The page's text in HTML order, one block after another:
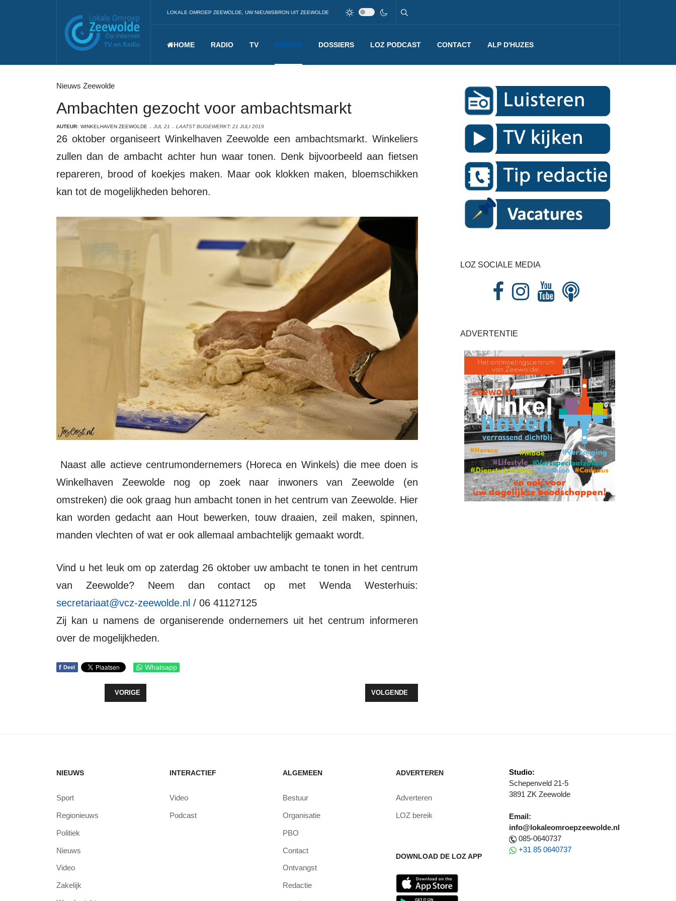
LOKALE OMROEP ZEEWOLDE, UW NIEUWSBRON UIT ZEEWOLDE
HOME RADIO TV NIEUWS DOSSIERS LOZ PODCAST CONTACT ALP D'HUZES
Nieuws Zeewolde
Ambachten gezocht voor ambachtsmarkt
AUTEUR: WINKELHAVEN ZEEWOLDE JUL 21 LAATST BIJGEWERKT: 21 JULI 2019
26 oktober organiseert Winkelhaven Zeewolde een ambachtsmarkt. Winkeliers
zullen dan de ambacht achter hun waar tonen. Denk bijvoorbeeld aan fietsen
repareren, brood of koekjes maken. Maar ook klokken maken, bloemschikken
kan tot de mogelijkheden behoren.
Naast alle actieve centrumondernemers (Horeca en Winkels) die mee doen is
Winkelhaven Zeewolde nog op zoek naar inwoners van Zeewolde (en
omstreken) die ook graag hun ambacht tonen in het centrum van Zeewolde. Hier
kan worden gedacht aan Hout bewerken, touw draaien, zeil maken, spinnen,
manden vlechten of wat er ook allemaal ambachtelijk gemaakt wordt.
Vind u het leuk om op zaterdag 26 oktober uw ambacht te tonen in het centrum
van Zeewolde? Neem dan contact op met Wenda Westerhuis:
secretariaat@vcz-zeewolde.nl / 06 41127125
Zij kan u namens de organiserende ondernemers uit het centrum informeren
over de mogelijkheden.
f Deel Whatsapp
VORIG ARTIKEL: WIN EEN DE LEEUW DAGHAP BIJ LOZ
VORIGE VOLGENDE ARTIKEL: FIETS ´M D´R IN IN ZEEWOLDE! ZATERDAG 24 AUGUSTUS
VOLGENDE
LOZ SOCIALE MEDIA
ADVERTENTIE
NIEUWS
Sport
Regionieuws
Politiek
Nieuws
Video
Zakelijk
INTERACTIEF
Video
Podcast
ALGEMEEN
Bestuur
Organisatie
PBO
Contact
Ontvangst
Redactie
ADVERTEREN
Adverteren
LOZ bereik
DOWNLOAD DE LOZ APP
Studio:
Schepenveld 21-5
3891 ZK Zeewolde
Email:
info@lokaleomroepzeewolde.nl
085-0640737
+31 85 0640737